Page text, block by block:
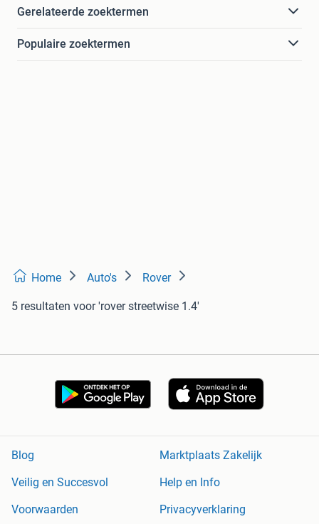
Gerelateerde zoektermen
Populaire zoektermen
Home Auto's Rover
5 resultaten voor 'rover streetwise 1.4'
Blog
Marktplaats Zakelijk
Veilig en Succesvol
Help en Info
Voorwaarden
Privacyverklaring